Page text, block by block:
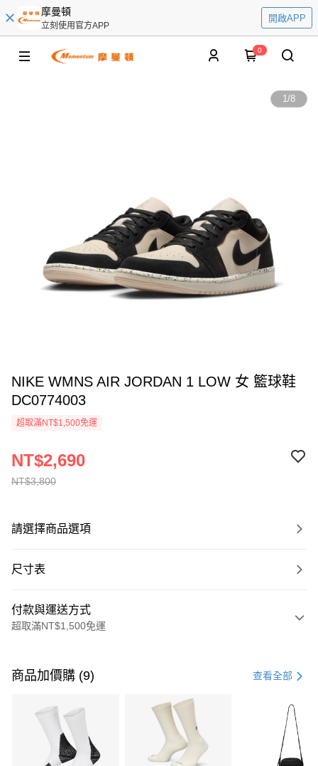
摩曼頓
立刻使用官方APP
開啟APP
0
1/8
NIKE WMNS AIR JORDAN 1 LOW 女 籃球鞋
DC0774003
超取滿NT$1,500免運
NT$3,800
NT$2,690
請選擇商品選項
尺寸表
付款與運送方式
超取滿NT$1,500免運
信用卡一次付款
3 期 0 利率 每期 21家銀行
合作金庫商業銀行
第一商業銀行
華南商業銀行
彰化商業銀行
商品加價購 (9) 查看全部